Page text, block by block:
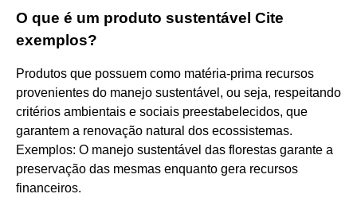
O que é um produto sustentável Cite
exemplos?
Produtos que possuem como matéria-prima recursos
provenientes do manejo sustentável, ou seja, respeitando
critérios ambientais e sociais preestabelecidos, que
garantem a renovação natural dos ecossistemas.
Exemplos: O manejo sustentável das florestas garante a
preservação das mesmas enquanto gera recursos
financeiros.